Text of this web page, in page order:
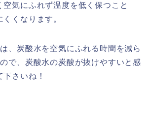
空気にふれず温度を低く保つこと
くなります。
、炭酸水を空気にふれる時間を減ら
で、炭酸水の炭酸が抜けやすいと感
さいね！